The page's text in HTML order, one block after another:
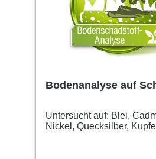
Bodenanalyse auf
Untersucht auf: Blei,
Nickel, Quecksilber,